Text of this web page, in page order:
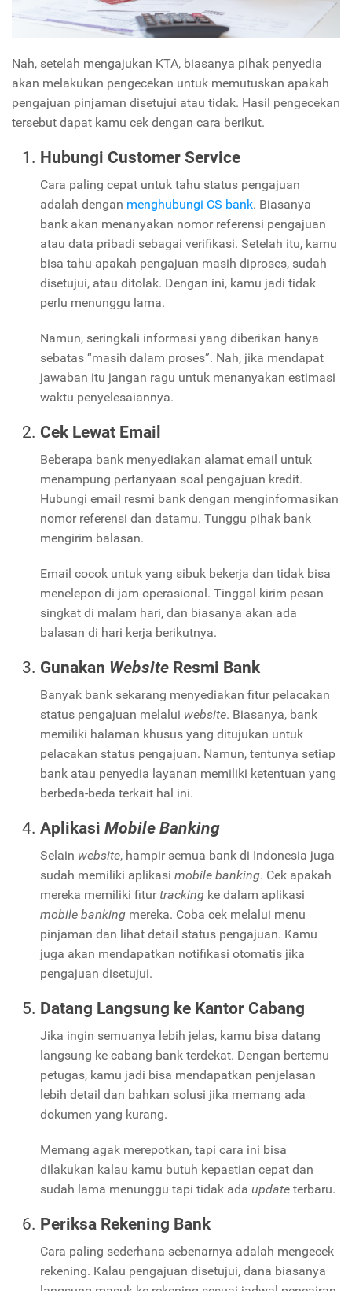
Nah, setelah mengajukan KTA, biasanya pihak penyedia
akan melakukan pengecekan untuk memutuskan apakah
pengajuan pinjaman disetujui atau tidak. Hasil pengecekan
tersebut dapat kamu cek dengan cara berikut.
Hubungi Customer Service
Cara paling cepat untuk tahu status pengajuan
adalah dengan menghubungi CS bank. Biasanya
bank akan menanyakan nomor referensi pengajuan
atau data pribadi sebagai verifikasi. Setelah itu, kamu
bisa tahu apakah pengajuan masih diproses, sudah
disetujui, atau ditolak. Dengan ini, kamu jadi tidak
perlu menunggu lama.
Namun, seringkali informasi yang diberikan hanya
sebatas “masih dalam proses”. Nah, jika mendapat
jawaban itu jangan ragu untuk menanyakan estimasi
waktu penyelesaiannya.
Cek Lewat Email
Beberapa bank menyediakan alamat email untuk
menampung pertanyaan soal pengajuan kredit.
Hubungi email resmi bank dengan menginformasikan
nomor referensi dan datamu. Tunggu pihak bank
mengirim balasan.
Email cocok untuk yang sibuk bekerja dan tidak bisa
menelepon di jam operasional. Tinggal kirim pesan
singkat di malam hari, dan biasanya akan ada
balasan di hari kerja berikutnya.
Gunakan Website Resmi Bank
Banyak bank sekarang menyediakan fitur pelacakan
status pengajuan melalui website. Biasanya, bank
memiliki halaman khusus yang ditujukan untuk
pelacakan status pengajuan. Namun, tentunya setiap
bank atau penyedia layanan memiliki ketentuan yang
berbeda-beda terkait hal ini.
Aplikasi Mobile Banking
Selain website, hampir semua bank di Indonesia juga
sudah memiliki aplikasi mobile banking. Cek apakah
mereka memiliki fiturtracking ke dalam aplikasi
mobile banking mereka. Coba cek melalui menu
pinjaman dan lihat detail status pengajuan. Kamu
juga akan mendapatkan notifikasi otomatis jika
pengajuan disetujui.
Datang Langsung ke Kantor Cabang
Jika ingin semuanya lebih jelas, kamu bisa datang
langsung ke cabang bank terdekat. Dengan bertemu
petugas, kamu jadi bisa mendapatkan penjelasan
lebih detail dan bahkan solusi jika memang ada
dokumen yang kurang.
Memang agak merepotkan, tapi cara ini bisa
dilakukan kalau kamu butuh kepastian cepat dan
sudah lama menunggu tapi tidak ada update terbaru.
Periksa Rekening Bank
Cara paling sederhana sebenarnya adalah mengecek
rekening. Kalau pengajuan disetujui, dana biasanya